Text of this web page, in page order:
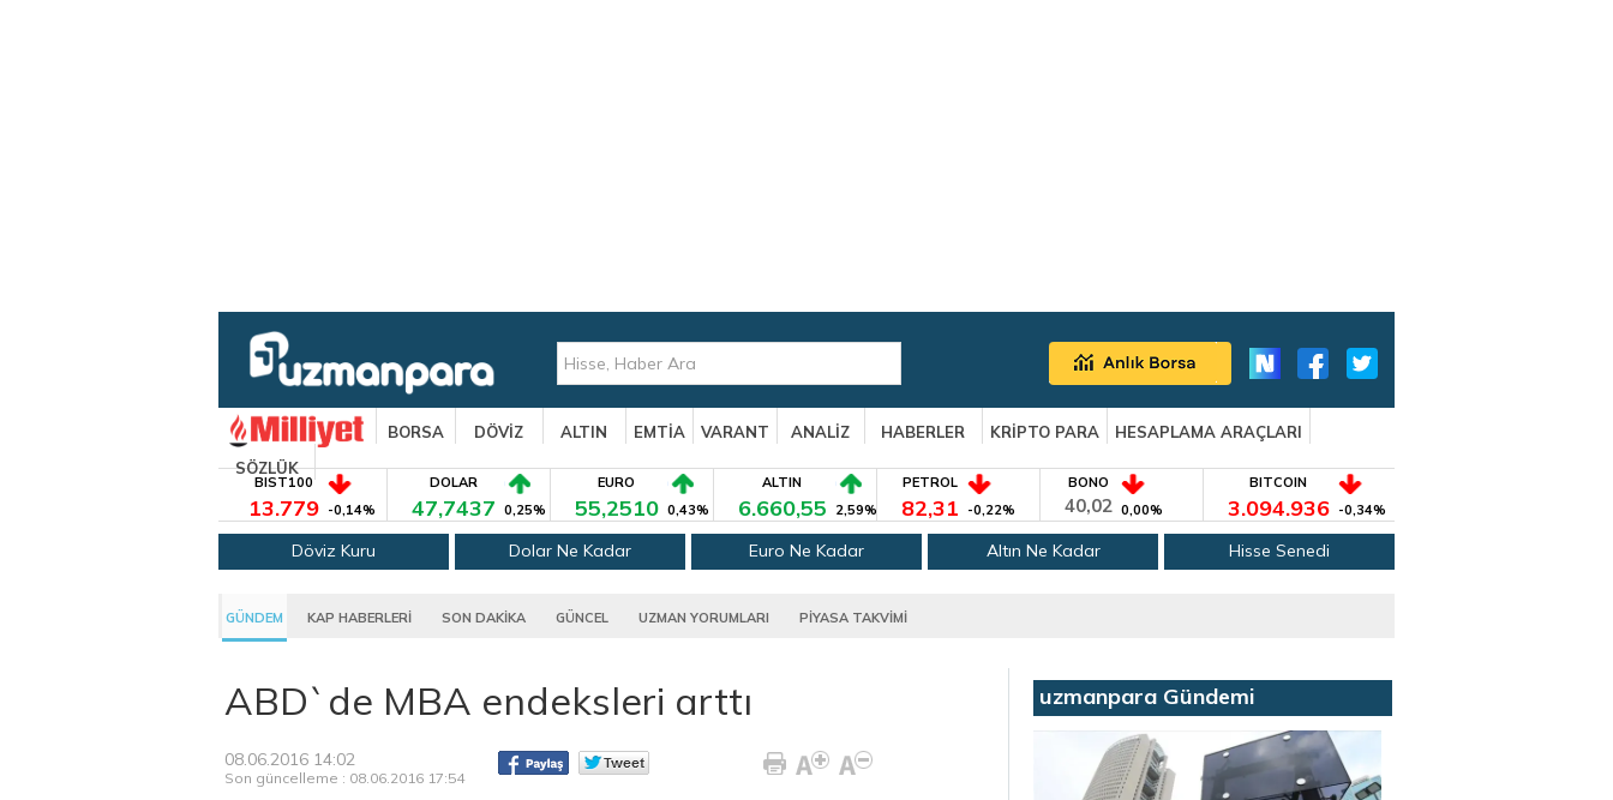
BORSA DÖVİZ ALTIN EMTİA VARANT ANALİZ HABERLER KRİPTO PARA
HESAPLAMA ARAÇLARI
SÖZLÜK
BIST100
13.779 -0,14%
DOLAR
47,7437 0,25%
EURO
55,2510 0,43%
ALTIN
6.660,55 2,59%
PETROL
82,31 -0,22%
BONO
40,02 0,00%
BITCOIN
3.094.936 -0,34%
Döviz Kuru Dolar Ne Kadar Euro Ne Kadar Altın Ne Kadar Hisse Senedi
GÜNDEM KAP HABERLERİ SON DAKİKA GÜNCEL UZMAN YORUMLARI PİYASA TAKVİMİ
ABD`de MBA endeksleri arttı
08.06.2016 14:02
Son güncelleme : 08.06.2016 17:54
uzmanpara Gündemi